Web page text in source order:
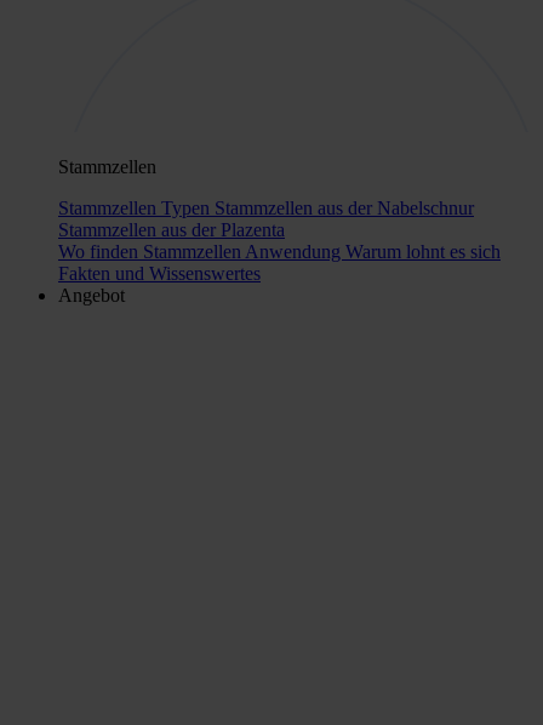
Stammzellen
Stammzellen Typen Stammzellen aus der Nabelschnur
Stammzellen aus der Plazenta
Wo finden Stammzellen Anwendung Warum lohnt es sich
Fakten und Wissenswertes
Angebot